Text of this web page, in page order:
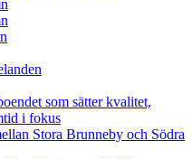
som sätter kvalitet,
i fokus
Stora Brunneby och Södra